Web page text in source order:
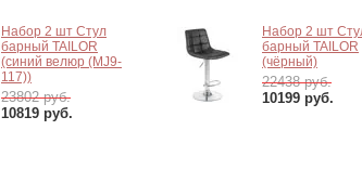
Набор 2 шт Стул
барный TAILOR
(синий велюр (MJ9-
117))
23802 руб.
10819 руб.
Набор 2 шт
барный TAILOR
(чёрный)
22438 руб.
10199 руб.